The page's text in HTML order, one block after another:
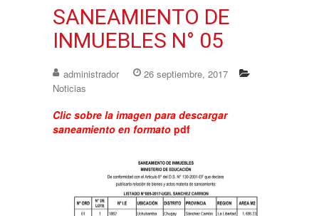
SANEAMIENTO DE
INMUEBLES N° 05
administrador
26 septiembre, 2017
Noticias
Clic sobre la imagen para descargar
saneamiento en formato pdf